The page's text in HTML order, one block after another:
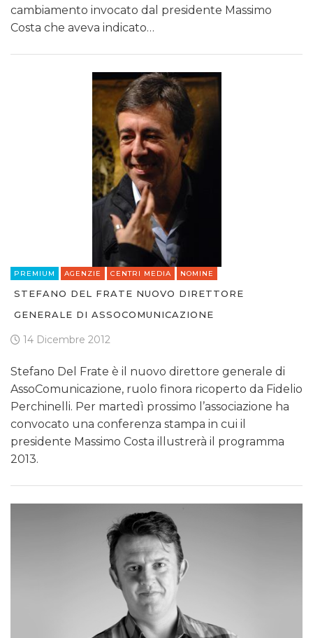
cambiamento invocato dal presidente Massimo
Costa che aveva indicato…
PREMIUM AGENZIE CENTRI MEDIA NOMINE
STEFANO DEL FRATE NUOVO DIRETTORE
GENERALE DI ASSOCOMUNICAZIONE
14 Dicembre 2012
Stefano Del Frate è il nuovo direttore generale di
AssoComunicazione, ruolo finora ricoperto da Fidelio
Perchinelli. Per martedì prossimo l’associazione ha
convocato una conferenza stampa in cui il
presidente Massimo Costa illustrerà il programma
2013.